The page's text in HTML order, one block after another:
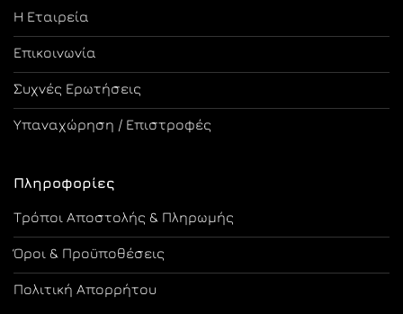
Η Εταιρεία
Επικοινωνία
Συχνές Ερωτήσεις
Υπαναχώρηση / Επιστροφές
Πληροφορίες
Τρόποι Αποστολής & Πληρωμής
Όροι & Προϋποθέσεις
Πολιτική Απορρήτου